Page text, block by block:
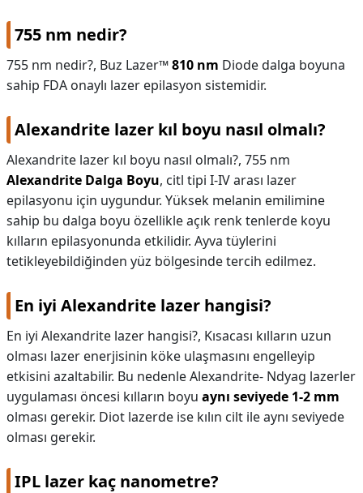
755 nm nedir?
755 nm nedir?, Buz Lazer™810 nm Diode dalga boyuna
sahip FDA onaylı lazer epilasyon sistemidir.
Alexandrite lazer kıl boyu nasıl olmalı?
Alexandrite lazer kıl boyu nasıl olmalı?, 755 nm
Alexandrite Dalga Boyu, citl tipi I-IV arası lazer
epilasyonu için uygundur. Yüksek melanin emilimine
sahip bu dalga boyu özellikle açık renk tenlerde koyu
kılların epilasyonunda etkilidir. Ayva tüylerini
tetikleyebildiğinden yüz bölgesinde tercih edilmez.
En iyi Alexandrite lazer hangisi?
En iyi Alexandrite lazer hangisi?, Kısacası kılların uzun
olması lazer enerjisinin köke ulaşmasını engelleyip
etkisini azaltabilir. Bu nedenle Alexandrite- Ndyag lazerler
uygulaması öncesi kılların boyu aynı seviyede 1-2 mm
olması gerekir. Diot lazerde ise kılın cilt ile aynı seviyede
olması gerekir.
IPL lazer kaç nanometre?